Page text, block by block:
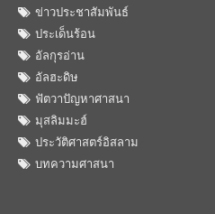
ข่าวประชาสัมพันธ์
ประเด็นร้อน
อัลกุรอ่าน
อัลฮะดิษ
ฟัตวาปัญหาศาสนา
มุสลิมมะฮ์
ประวัติศาสตร์อิสลาม
บทความศาสนา